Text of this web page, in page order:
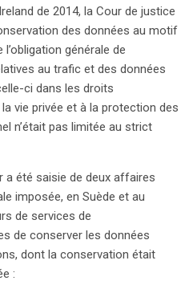
à la conservation des
Suite à l’invalidation de
des données, la CJUE a
concernant les régimes en
législations imposent aux
communications
les données de trafic et de
préoccupations quant à
de l’Union s’oppose à une
indifférenciée des données.
à la protection des
être strictement limitée et
lutte contre la criminalité
données conservées doit être
de 2014, la Cour de justice
des données au motif
générale de
au trafic et des données
ci dans les droits
vie privée et à la protection des
n’était pas limitée au strict
a été saisie de deux affaires
imposée, en Suède et au
de services de
de conserver les données
dont la conservation était
: